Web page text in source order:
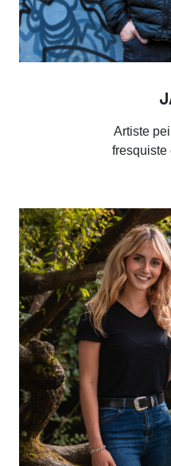
Artiste
fresquiste